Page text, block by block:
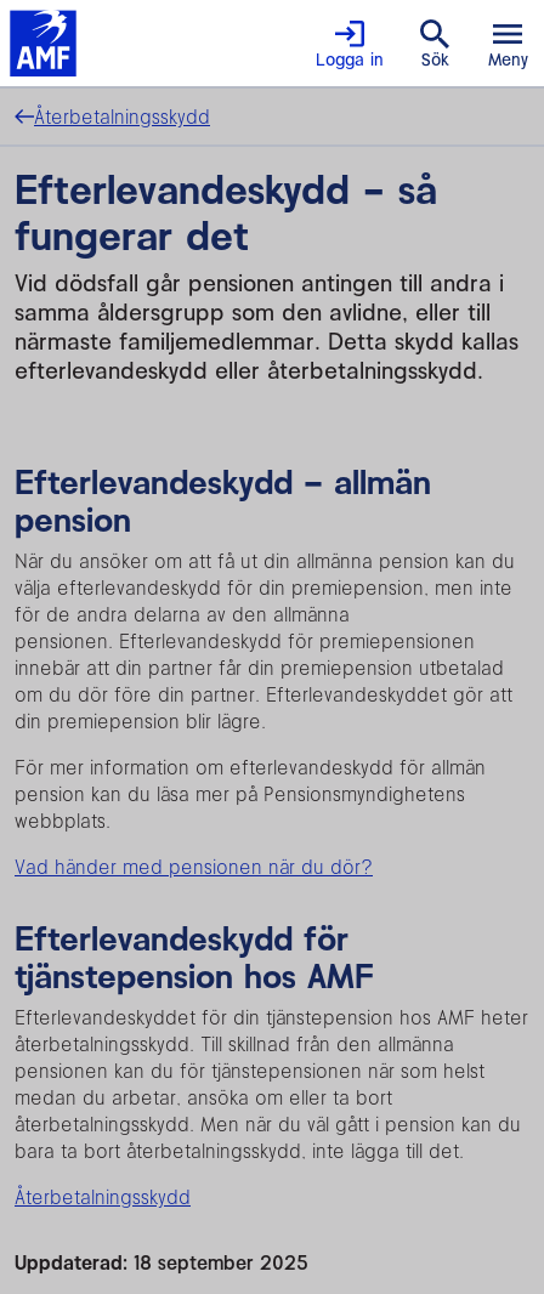
Logga in Sök Meny
Återbetalningsskydd
Efterlevandeskydd - så
fungerar det
Vid dödsfall går pensionen antingen till andra i
samma åldersgrupp som den avlidne, eller till
närmaste familjemedlemmar. Detta skydd kallas
efterlevandeskydd eller återbetalningsskydd.
Efterlevandeskydd – allmän
pension
När du ansöker om att få ut din allmänna pension kan du
välja efterlevandeskydd för din premiepension, men inte
för de andra delarna av den allmänna
pensionen. Efterlevandeskydd för premiepensionen
innebär att din partner får din premiepension utbetalad
om du dör före din partner. Efterlevandeskyddet gör att
din premiepension blir lägre.
För mer information om efterlevandeskydd för allmän
pension kan du läsa mer på Pensionsmyndighetens
webbplats.
Vad händer med pensionen när du dör?
Efterlevandeskydd för
tjänstepension hos AMF
Efterlevandeskyddet för din tjänstepension hos AMF heter
återbetalningsskydd. Till skillnad från den allmänna
pensionen kan du för tjänstepensionen när som helst
medan du arbetar, ansöka om eller ta bort
återbetalningsskydd. Men när du väl gått i pension kan du
bara ta bort återbetalningsskydd, inte lägga till det.
Återbetalningsskydd
Uppdaterad: 18 september 2025